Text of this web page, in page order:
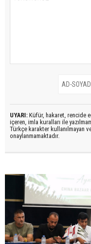
UYARI: Küfür, hakaret, rencide
içeren, imla kuralları ile
Türkçe karakter kullanılmayan
onaylanmamaktadır.